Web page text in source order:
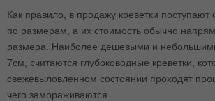
Как правило, в продажу креветки поступают
по размерам, а их стоимость обычно
размера. Наиболее дешевыми и
7см, считаются глубоководные креветки,
свежевыловленном состоянии проходят
чего замораживаются.